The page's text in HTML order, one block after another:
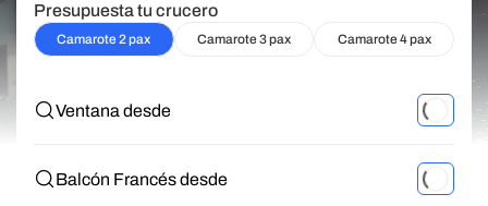
Presupuesta tu crucero
Camarote 2 pax Camarote 3 pax Camarote 4 pax
Ventana desde
Balcón Francés desde